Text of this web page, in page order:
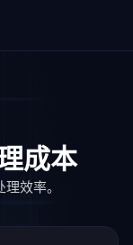
成本
效率。